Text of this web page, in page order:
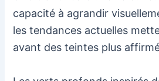
capacité à agrandir
les tendances actuelles
avant des teintes plus